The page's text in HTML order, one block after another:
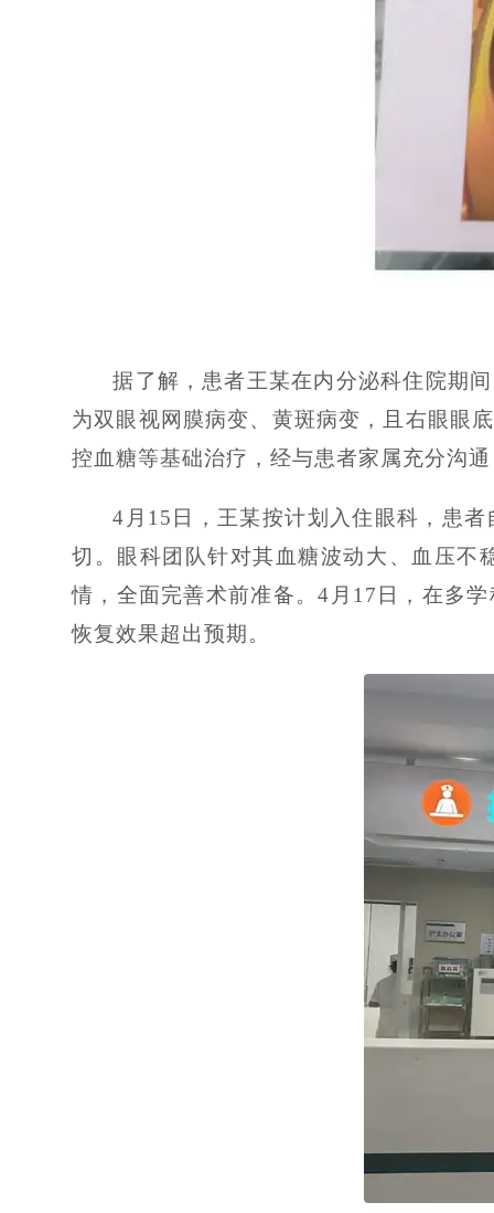
据了解，患者王某在内分泌科住院期
为双眼视网膜病变、黄斑病变，且右眼眼
控血糖等基础治疗，经与患者家属充分沟
4月15日，王某按计划入住眼科，患
切。眼科团队针对其血糖波动大、血压不
情，全面完善术前准备。4月17日，在多
恢复效果超出预期。